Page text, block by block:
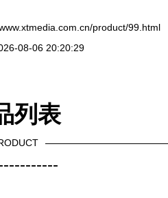
product/99.html
08-06 20:20:29
列表